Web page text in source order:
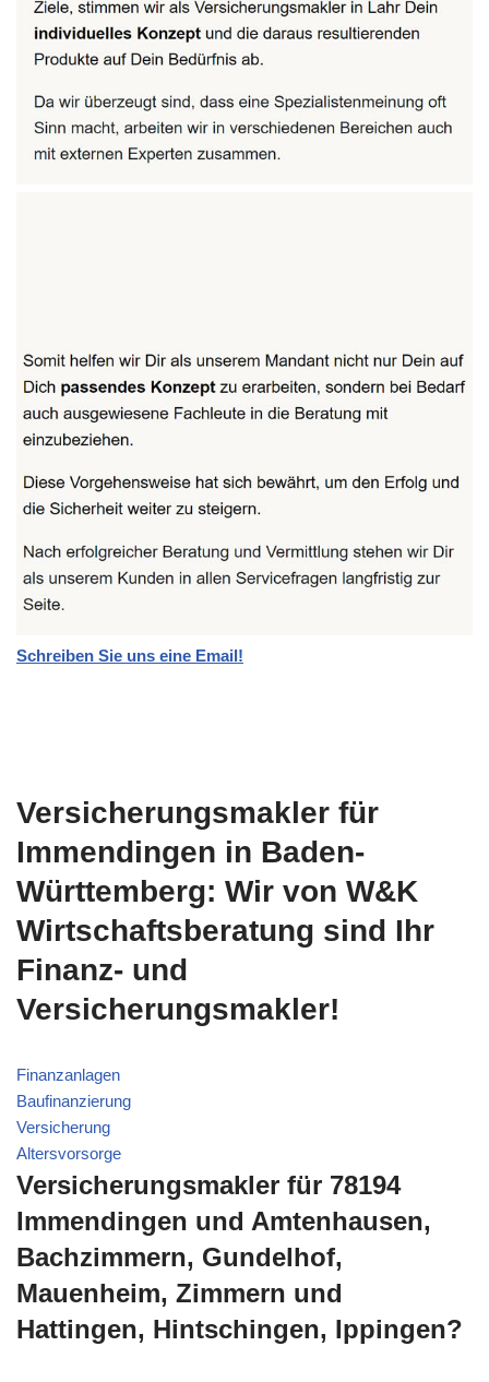
Schreiben Sie uns eine Email!
Versicherungsmakler für
Immendingen in Baden-
Württemberg: Wir von W&K
Wirtschaftsberatung sind Ihr
Finanz- und
Versicherungsmakler!
Finanzanlagen
Baufinanzierung
Versicherung
Altersvorsorge
Versicherungsmakler für 78194
Immendingen und Amtenhausen,
Bachzimmern, Gundelhof,
Mauenheim, Zimmern und
Hattingen, Hintschingen, Ippingen?